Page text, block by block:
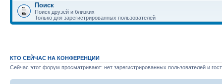
Поиск
Поиск друзей и близких
Только для зарегистрированных пользователей
КТО СЕЙЧАС НА КОНФЕРЕНЦИИ
Сейчас этот форум просматривают: нет зарегистрированных пользователей и